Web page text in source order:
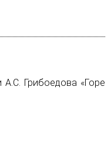
Грибоедова «Горе